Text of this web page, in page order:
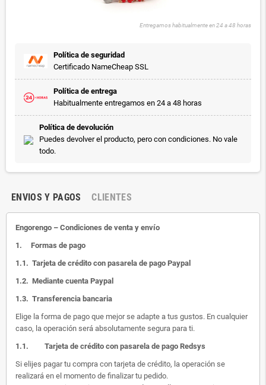
Entregamos habitualmente en 24 a 48 horas
Política de seguridad
Certificado NameCheap SSL
Política de entrega
Habitualmente entregamos en 24 a 48 horas
Política de devolución
Puedes devolver el producto, pero con condiciones. No vale
todo.
ENVIOS Y PAGOS CLIENTES
Engorengo – Condiciones de venta y envío
1. Formas de pago
1.1. Tarjeta de crédito con pasarela de pago Paypal
1.2. Mediante cuenta Paypal
1.3. Transferencia bancaria
Elige la forma de pago que mejor se adapte a tus gustos. En cualquier
caso, la operación será absolutamente segura para ti.
1.1. Tarjeta de crédito con pasarela de pago Redsys
Si elijes pagar tu compra con tarjeta de crédito, la operación se
realizará en el momento de finalizar tu pedido.